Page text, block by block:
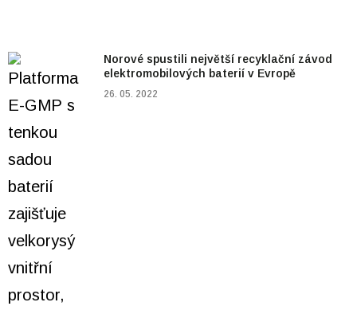
Norové spustili největší recyklační závod
elektromobilových baterií v Evropě
26. 05. 2022